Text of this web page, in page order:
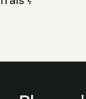
travail manuel et
en quelques clics,